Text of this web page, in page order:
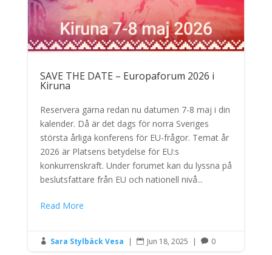
SAVE THE DATE – Europaforum 2026 i
Kiruna
Reservera gärna redan nu datumen 7-8 maj i din
kalender. Då är det dags för norra Sveriges
största årliga konferens för EU-frågor. Temat år
2026 är Platsens betydelse för EU:s
konkurrenskraft. Under forumet kan du lyssna på
beslutsfattare från EU och nationell nivå...
Read More
 Sara Stylbäck Vesa |  Jun 18, 2025 |  0